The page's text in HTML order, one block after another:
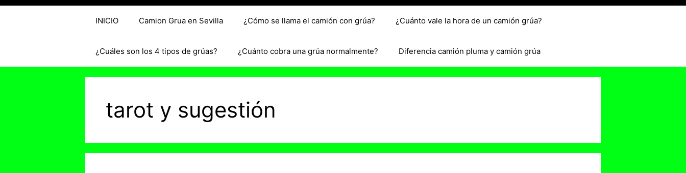
INICIO Camion Grua en Sevilla ¿Cómo se llama el camión con grúa? ¿Cuánto vale la hora de un camión grúa?
¿Cuáles son los 4 tipos de grúas? ¿Cuánto cobra una grúa normalmente? Diferencia camión pluma y camión grúa
tarot y sugestión